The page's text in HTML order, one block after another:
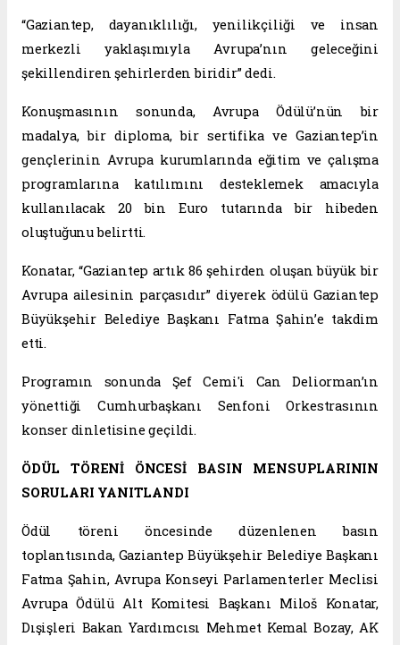
“Gaziantep, dayanıklılığı, yenilikçiliği ve insan
merkezli yaklaşımıyla Avrupa’nın geleceğini
şekillendiren şehirlerden biridir” dedi.
Konuşmasının sonunda, Avrupa Ödülü’nün bir
madalya, bir diploma, bir sertifika ve Gaziantep’in
gençlerinin Avrupa kurumlarında eğitim ve çalışma
programlarına katılımını desteklemek amacıyla
kullanılacak 20 bin Euro tutarında bir hibeden
oluştuğunu belirtti.
Konatar, “Gaziantep artık 86 şehirden oluşan büyük bir
Avrupa ailesinin parçasıdır” diyerek ödülü Gaziantep
Büyükşehir Belediye Başkanı Fatma Şahin’e takdim
etti.
Programın sonunda Şef Cemi'i Can Deliorman’ın
yönettiği Cumhurbaşkanı Senfoni Orkestrasının
konser dinletisine geçildi.
ÖDÜL TÖRENİ ÖNCESİ BASIN MENSUPLARININ
SORULARI YANITLANDI
Ödül töreni öncesinde düzenlenen basın
toplantısında, Gaziantep Büyükşehir Belediye Başkanı
Fatma Şahin, Avrupa Konseyi Parlamenterler Meclisi
Avrupa Ödülü Alt Komitesi Başkanı Miloš Konatar,
Dışişleri Bakan Yardımcısı Mehmet Kemal Bozay, AK